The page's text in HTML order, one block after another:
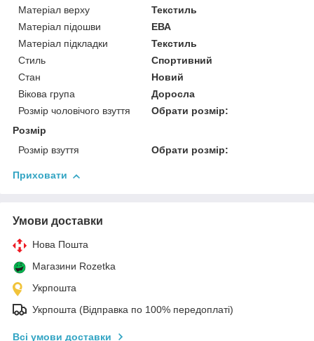
Матеріал верху
Текстиль
Матеріал підошви
ЕВА
Матеріал підкладки
Текстиль
Стиль
Спортивний
Стан
Новий
Вікова група
Доросла
Розмір чоловічого взуття
Обрати розмір:
Розмір
Розмір взуття
Обрати розмір:
Приховати
Умови доставки
Нова Пошта
Магазини Rozetka
Укрпошта
Укрпошта (Відправка по 100% передоплаті)
Всі умови доставки